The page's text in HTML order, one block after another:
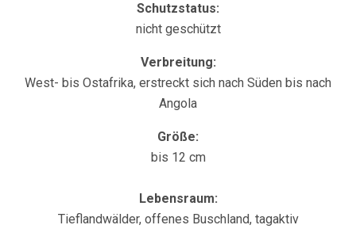
Schutzstatus:
nicht geschützt
Verbreitung:
West- bis Ostafrika, erstreckt sich nach Süden bis nach
Angola
Größe:
bis 12 cm
Lebensraum:
Tieflandwälder, offenes Buschland, tagaktiv